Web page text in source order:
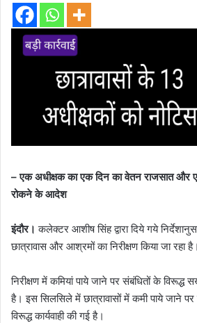
– एक अधीक्षक का एक दिन का वेतन राजसात और
रोकने के आदेश
इंदौर। कलेक्टर आशीष सिंह द्वारा दिये गये
छात्रावास और आश्रमों का निरीक्षण किया जा रहा है। ‍‍
निरीक्षण में कमियां पाये जाने पर संबंधितों के विरूद्ध
है। इस सिलसिले में छात्रावासों में कमी पाये जाने
विरूद्ध कार्यवाही की गई है।